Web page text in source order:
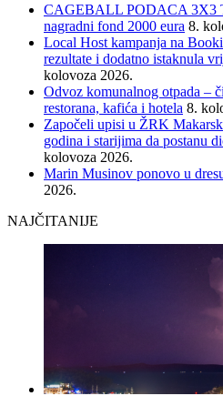
CAGEBALL PODACA 3X3
nagradni fond 2000 eura 8.
Local Host kampanja na
rezultate i dodatno istaknula
kolovoza 2026.
Odvoz komunalnog otpada –
restorana, kafića i hotela 8.
Započeli upisi u ŽRK
godina i starijima da postanu
kolovoza 2026.
Marin Musinov ponovo u
2026.
NAJČITANIJE